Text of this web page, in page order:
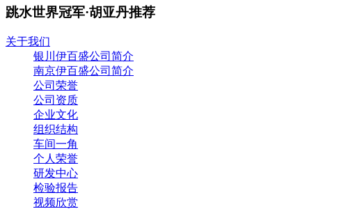
跳水世界冠军·胡亚丹推荐
关于我们
银川伊百盛公司简介
南京伊百盛公司简介
公司荣誉
公司资质
企业文化
组织结构
车间一角
个人荣誉
研发中心
检验报告
视频欣赏